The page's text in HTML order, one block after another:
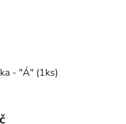
- "Á" (1ks)